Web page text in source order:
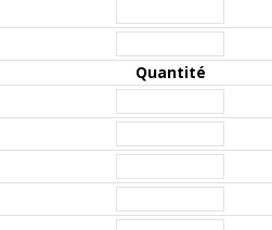
Quantité